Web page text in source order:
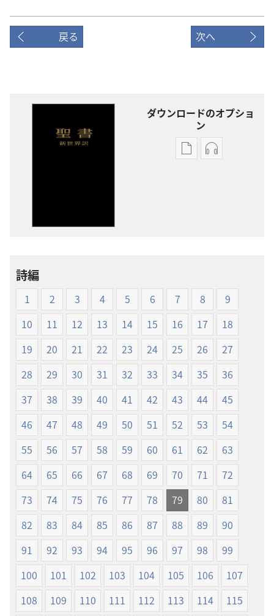
戻る 次へ
ダウンロードのオプショ
ン
出
オ
プ
ショ
ン
世
界
聖
（1985
年
版）
オー
オ
プ
ショ
ン
世
界
聖
（1985
年
版）
詩編
1 2 3 4 5 6 7 8
9
10
11 12 13 14 15 16 17
18
19
20 21 22 23 24 25 26
27
28
29 30 31 32 33 34 35
36
37
38 39 40 41 42 43 44
45
46
47 48 49 50 51 52 53
54
55
56 57 58 59 60 61 62
63
64
65 66 67 68 69 70 71
72
73
74 75 76 77 78 79 80
81
82
83 84 85 86 87 88 89
90
91
92 93 94 95 96 97 98
99
100
101 102 103 104 105 106
107
108
109 110 111 112 113 114
115